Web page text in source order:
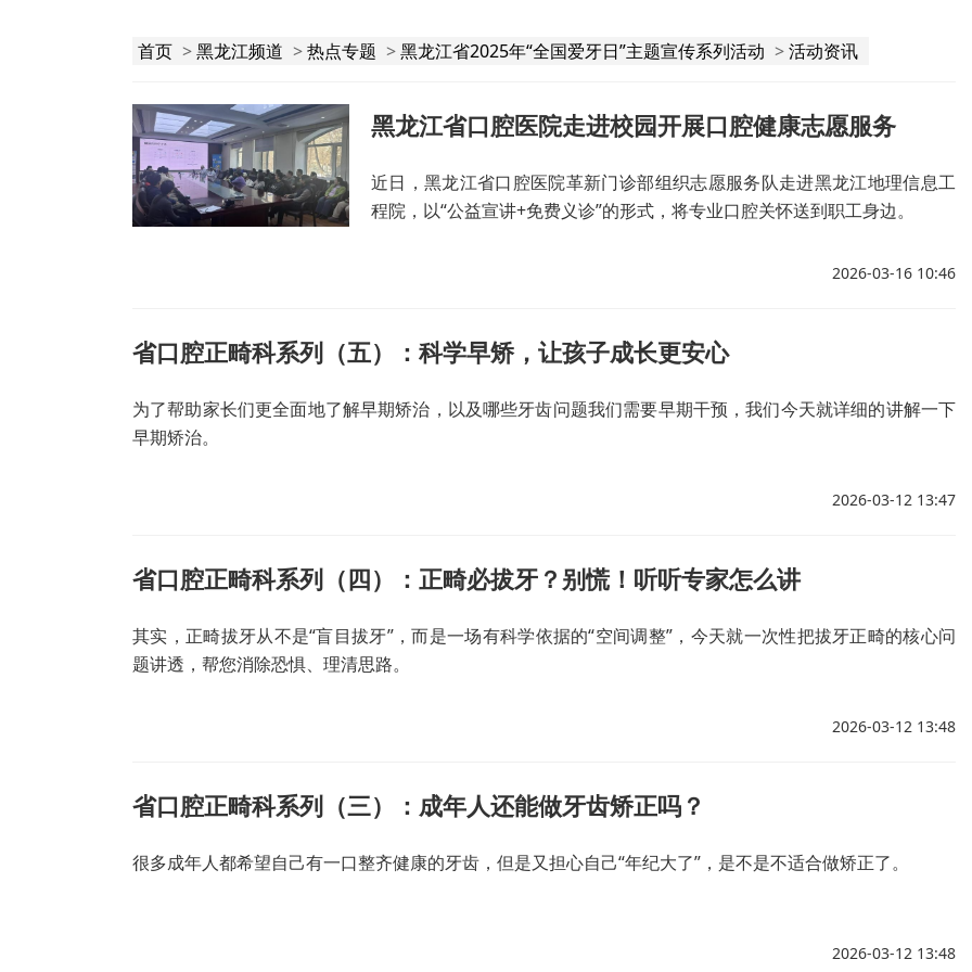
首页 >黑龙江频道 >热点专题 >黑龙江省2025年“全国爱牙日”主题宣传系列活动 >活动资讯
黑龙江省口腔医院走进校园开展口腔健康志愿服务
近日，黑龙江省口腔医院革新门诊部组织志愿服务队走进黑龙江地理信息工
程院，以“公益宣讲+免费义诊”的形式，将专业口腔关怀送到职工身边。
2026-03-16 10:46
省口腔正畸科系列（五）：科学早矫，让孩子成长更安心
为了帮助家长们更全面地了解早期矫治，以及哪些牙齿问题我们需要早期干预，我们今天就详细的讲解一下
早期矫治。
2026-03-12 13:47
省口腔正畸科系列（四）：正畸必拔牙？别慌！听听专家怎么讲
其实，正畸拔牙从不是“盲目拔牙”，而是一场有科学依据的“空间调整”，今天就一次性把拔牙正畸的核心问
题讲透，帮您消除恐惧、理清思路。
2026-03-12 13:48
省口腔正畸科系列（三）：成年人还能做牙齿矫正吗？
很多成年人都希望自己有一口整齐健康的牙齿，但是又担心自己“年纪大了”，是不是不适合做矫正了。
2026-03-12 13:48